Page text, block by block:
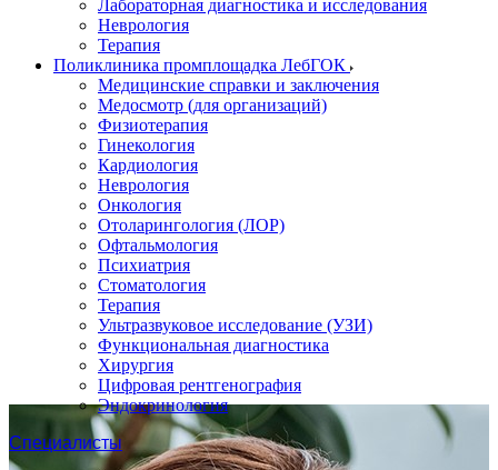
Лабораторная диагностика и исследования
Неврология
Терапия
Поликлиника промплощадка ЛебГОК
Медицинские справки и заключения
Медосмотр (для организаций)
Физиотерапия
Гинекология
Кардиология
Неврология
Онкология
Отоларингология (ЛОР)
Офтальмология
Психиатрия
Стоматология
Терапия
Ультразвуковое исследование (УЗИ)
Функциональная диагностика
Хирургия
Цифровая рентгенография
Эндокринология
Специалисты